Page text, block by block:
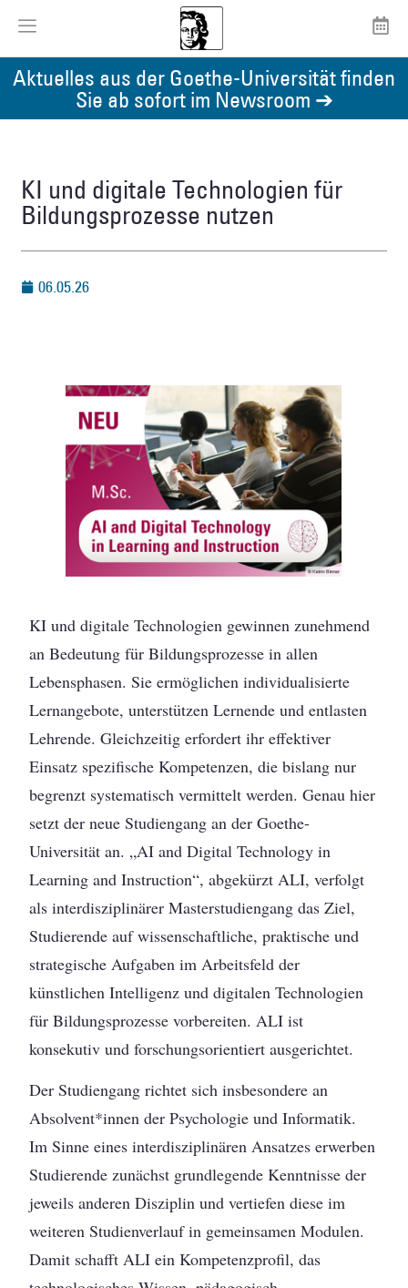
Aktuelles aus der Goethe-Universität finden
Sie ab sofort im Newsroom ➔
KI und digitale Technologien für
Bildungsprozesse nutzen
06.05.26
KI und digitale Technologien gewinnen zunehmend
an Bedeutung für Bildungsprozesse in allen
Lebensphasen. Sie ermöglichen individualisierte
Lernangebote, unterstützen Lernende und entlasten
Lehrende. Gleichzeitig erfordert ihr effektiver
Einsatz spezifische Kompetenzen, die bislang nur
begrenzt systematisch vermittelt werden. Genau hier
setzt der neue Studiengang an der Goethe-
Universität an. „AI and Digital Technology in
Learning and Instruction“, abgekürzt ALI, verfolgt
als interdisziplinärer Masterstudiengang das Ziel,
Studierende auf wissenschaftliche, praktische und
strategische Aufgaben im Arbeitsfeld der
künstlichen Intelligenz und digitalen Technologien
für Bildungsprozesse vorbereiten. ALI ist
konsekutiv und forschungsorientiert ausgerichtet.
Der Studiengang richtet sich insbesondere an
Absolvent*innen der Psychologie und Informatik.
Im Sinne eines interdisziplinären Ansatzes erwerben
Studierende zunächst grundlegende Kenntnisse der
jeweils anderen Disziplin und vertiefen diese im
weiteren Studienverlauf in gemeinsamen Modulen.
Damit schafft ALI ein Kompetenzprofil, das